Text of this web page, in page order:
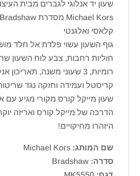
שעון יד אנלוגי לגברים מבית
קלאסי ואלגנטי
גוף השעון עשוי פלדת אל חלד
חוליות רחבות, צבע לוח השעון
רומיות, 3 שעוני משנה, תאריכון
קריסטל ועמידה וחזקה נגד
שעון מייקל קורס מקורי מגיע עם
הדרכה של מייקל קורס ואריזה
היזהרו מחיקויים!
שם המותג: Michael Kors
סדרה:Bradshaw